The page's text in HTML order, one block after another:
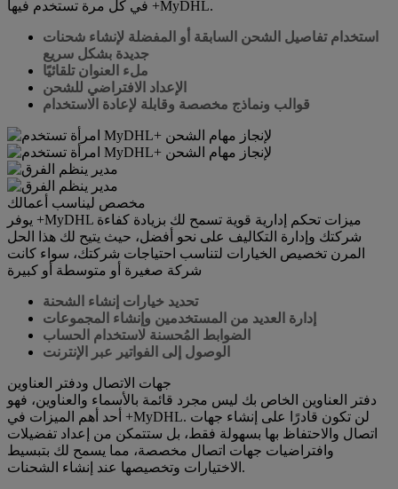
في كل مرة تستخدم فيها +MyDHL.
استخدام تفاصيل الشحن السابقة أو المفضلة لإنشاء شحنات
جديدة بشكل سريع
ملء العنوان تلقائيًا
الإعداد الافتراضي للشحن
قوالب ونماذج مخصصة وقابلة لإعادة الاستخدام
مخصص ليناسب أعمالك
يوفر +MyDHL ميزات تحكم إدارية قوية تسمح لك بزيادة كفاءة
شركتك وإدارة التكاليف على نحو أفضل، حيث يتيح لك هذا الحل
المرن تخصيص الخيارات لتناسب احتياجات شركتك، سواء كانت
شركة صغيرة أو متوسطة أو كبيرة
تحديد خيارات إنشاء الشحنة
إدارة العديد من المستخدمين وإنشاء المجموعات
الضوابط المُحسنة لاستخدام الحساب
الوصول إلى الفواتير عبر الإنترنت
جهات الاتصال ودفتر العناوين
دفتر العناوين الخاص بك ليس مجرد قائمة بالأسماء والعناوين، فهو
أحد أهم الميزات في +MyDHL. لن تكون قادرًا على إنشاء جهات
اتصال والاحتفاظ بها بسهولة فقط، بل ستتمكن من إعداد تفضيلات
وافتراضيات جهات اتصال مخصصة، مما يسمح لك بتبسيط
الاختيارات وتخصيصها عند إنشاء الشحنات.